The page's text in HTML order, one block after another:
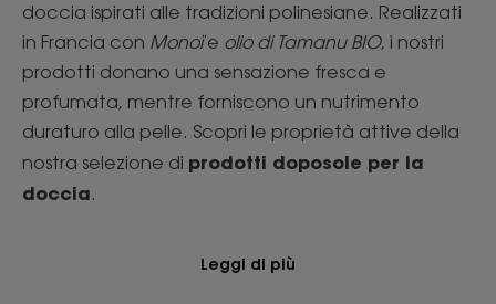
doccia ispirati alle tradizioni polinesiane. Realizzati
in Francia con Monoïe olio di Tamanu BIO, i nostri
prodotti donano una sensazione fresca e
profumata, mentre forniscono un nutrimento
duraturo alla pelle. Scopri le proprietà attive della
nostra selezione di prodotti doposole per la
doccia.
Leggi di più